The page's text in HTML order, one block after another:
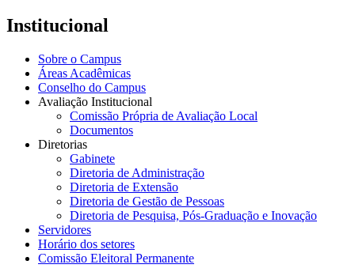
Institucional
Sobre o Campus
Áreas Acadêmicas
Conselho do Campus
Avaliação Institucional
Comissão Própria de Avaliação Local
Documentos
Diretorias
Gabinete
Diretoria de Administração
Diretoria de Extensão
Diretoria de Gestão de Pessoas
Diretoria de Pesquisa, Pós-Graduação e Inovação
Servidores
Horário dos setores
Comissão Eleitoral Permanente